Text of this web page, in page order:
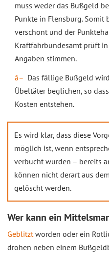
muss weder das Bußgeld
Punkte in Flensburg. Somit
verschont und der
Kraftfahrbundesamt prüft
Angaben stimmen.
Das fällige Bußgeld
Übeltäter beglichen, so
Kosten entstehen.
Es wird klar, dass diese
möglich ist, wenn
verbucht wurden – bereits
können nicht derart aus
gelöscht werden.
Wer kann ein
Geblitztworden oder ein
drohen neben einem